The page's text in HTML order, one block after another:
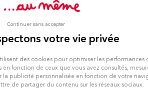
Au Même à
votre vie privée
des cookies pour optimiser les performances
en fonction de ceux que vous avez consultés,
la publicité personnalisée en fonction de votre
de partager du contenu sur les réseaux sociaux.
Continuer sans accepter